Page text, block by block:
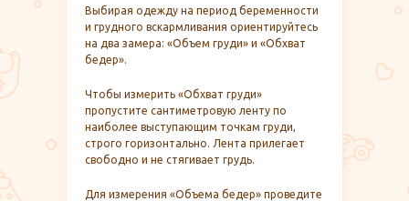
Выбирая одежду на период беременности
и грудного вскармливания ориентируйтесь
на два замера: «Объем груди» и «Обхват
бедер».
Чтобы измерить «Обхват груди»
пропустите сантиметровую ленту по
наиболее выступающим точкам груди,
строго горизонтально. Лента прилегает
свободно и не стягивает грудь.
Для измерения «Объема бедер» проведите